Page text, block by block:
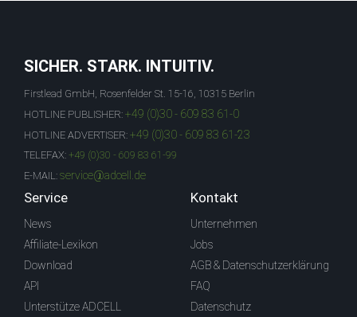
SICHER. STARK. INTUITIV.
Firstlead GmbH, Rosenfelder St. 15-16, 10315 Berlin
HOTLINE PUBLISHER: +49 (0)30 - 609 83 61-0
HOTLINE ADVERTISER: +49 (0)30 - 609 83 61-23
TELEFAX: +49 (0)30 - 609 83 61-99
E-MAIL: service@adcell.de
Service
News
Affiliate-Lexikon
Download
API
Unterstütze ADCELL
Kontakt
Unternehmen
Jobs
AGB & Datenschutzerklärung
FAQ
Datenschutz